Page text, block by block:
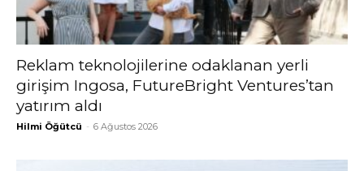
Reklam teknolojilerine odaklanan yerli
girişim Ingosa, FutureBright Ventures’tan
yatırım aldı
Hilmi Öğütcü - 6 Ağustos 2026